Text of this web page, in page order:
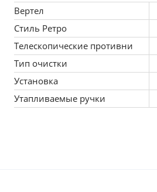
Вертел
Стиль Ретро
Телескопические противни
Тип очистки
Установка
Утапливаемые ручки